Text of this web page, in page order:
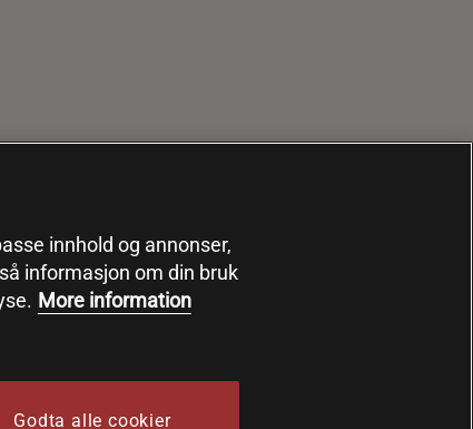
innhold og annonser,
informasjon om din bruk
More information
Godta alle cookier